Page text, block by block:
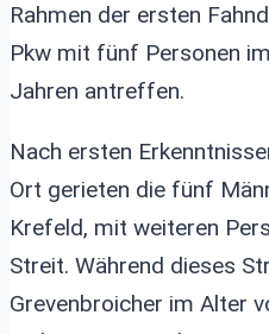
Rahmen der ersten
Pkw mit fünf Personen
Jahren antreffen.
Nach ersten
Ort gerieten die fünf
Krefeld, mit weiteren
Streit. Während dieses
Grevenbroicher im Alter